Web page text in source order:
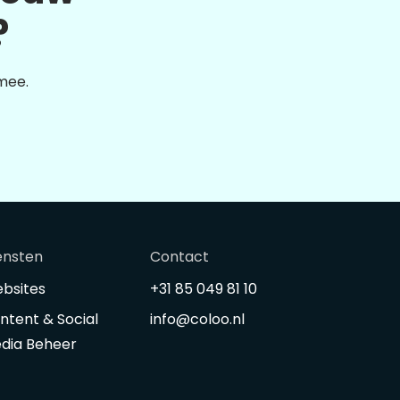
Contact
+31 85 049 81 10
info@coloo.nl
& Social
Beheer